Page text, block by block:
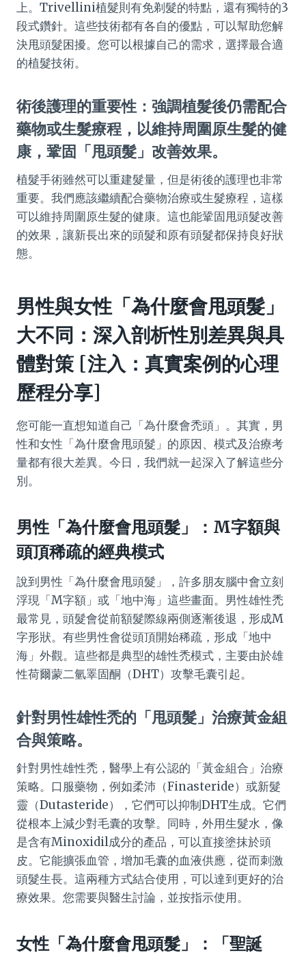
上。Trivellini植髮則有免剃髮的特點，還有獨特的3
段式鑽針。這些技術都有各自的優點，可以幫助您解
決甩頭髮困擾。您可以根據自己的需求，選擇最合適
的植髮技術。
術後護理的重要性：強調植髮後仍需配合
藥物或生髮療程，以維持周圍原生髮的健
康，鞏固「甩頭髮」改善效果。
植髮手術雖然可以重建髮量，但是術後的護理也非常
重要。我們應該繼續配合藥物治療或生髮療程，這樣
可以維持周圍原生髮的健康。這也能鞏固甩頭髮改善
的效果，讓新長出來的頭髮和原有頭髮都保持良好狀
態。
男性與女性「為什麼會甩頭髮」
大不同：深入剖析性別差異與具
體對策 [注入：真實案例的心理
歷程分享]
您可能一直想知道自己「為什麼會禿頭」。其實，男
性和女性「為什麼會甩頭髮」的原因、模式及治療考
量都有很大差異。今日，我們就一起深入了解這些分
別。
男性「為什麼會甩頭髮」：M字額與
頭頂稀疏的經典模式
說到男性「為什麼會甩頭髮」，許多朋友腦中會立刻
浮現「M字額」或「地中海」這些畫面。男性雄性禿
最常見，頭髮會從前額髮際線兩側逐漸後退，形成M
字形狀。有些男性會從頭頂開始稀疏，形成「地中
海」外觀。這些都是典型的雄性禿模式，主要由於雄
性荷爾蒙二氫睪固酮（DHT）攻擊毛囊引起。
針對男性雄性禿的「甩頭髮」治療黃金組
合與策略。
針對男性雄性禿，醫學上有公認的「黃金組合」治療
策略。口服藥物，例如柔沛（Finasteride）或新髮
靈（Dutasteride），它們可以抑制DHT生成。它們
從根本上減少對毛囊的攻擊。同時，外用生髮水，像
是含有Minoxidil成分的產品，可以直接塗抹於頭
皮。它能擴張血管，增加毛囊的血液供應，從而刺激
頭髮生長。這兩種方式結合使用，可以達到更好的治
療效果。您需要與醫生討論，並按指示使用。
女性「為什麼會甩頭髮」：「聖誕